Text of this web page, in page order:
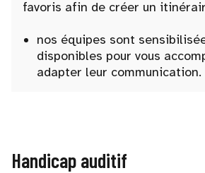
favoris afin de créer un
nos équipes sont
disponibles pour vous
adapter leur communication.
Handicap auditif